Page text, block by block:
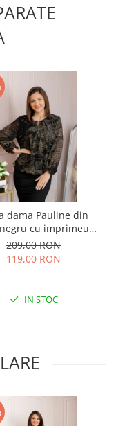
dama Pauline din
cu imprimeu
floral auriu
209,00 RON
119,00 RON
IN STOC